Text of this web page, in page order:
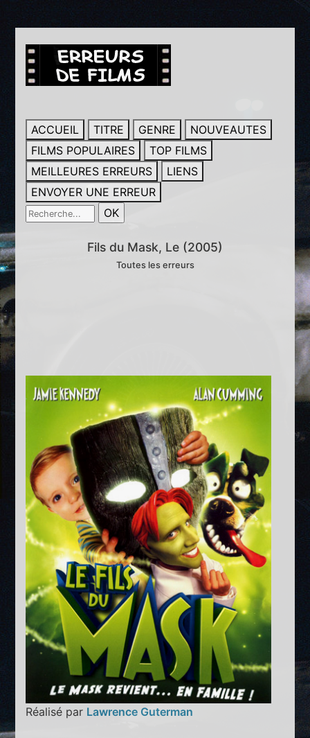
ACCUEIL TITRE GENRE
NOUVEAUTES
FILMS POPULAIRES
TOP FILMS
MEILLEURES ERREURS
LIENS
ENVOYER UNE ERREUR
Fils du Mask, Le (2005)
Toutes les erreurs
Réalisé par Lawrence Guterman